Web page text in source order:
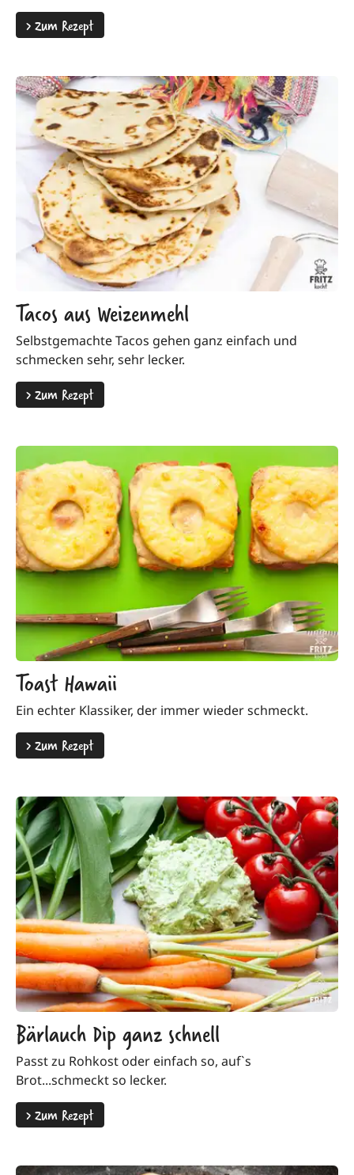
>Zum Rezept
Tacos aus Weizenmehl
Selbstgemachte Tacos gehen ganz einfach und
schmecken sehr, sehr lecker.
>Zum Rezept
Toast Hawaii
Ein echter Klassiker, der immer wieder schmeckt.
>Zum Rezept
Bärlauch Dip ganz schnell
Passt zu Rohkost oder einfach so, auf`s
Brot...schmeckt so lecker.
>Zum Rezept